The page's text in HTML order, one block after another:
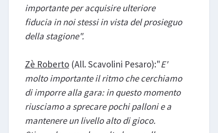
importante per acquisire ulteriore
fiducia in noi stessi in vista del prosieguo
della stagione".
Zè Roberto(All. Scavolini Pesaro):"E'
molto importante il ritmo che cerchiamo
di imporre alla gara: in questo momento
riusciamo a sprecare pochi palloni e a
mantenere un livello alto di gioco.